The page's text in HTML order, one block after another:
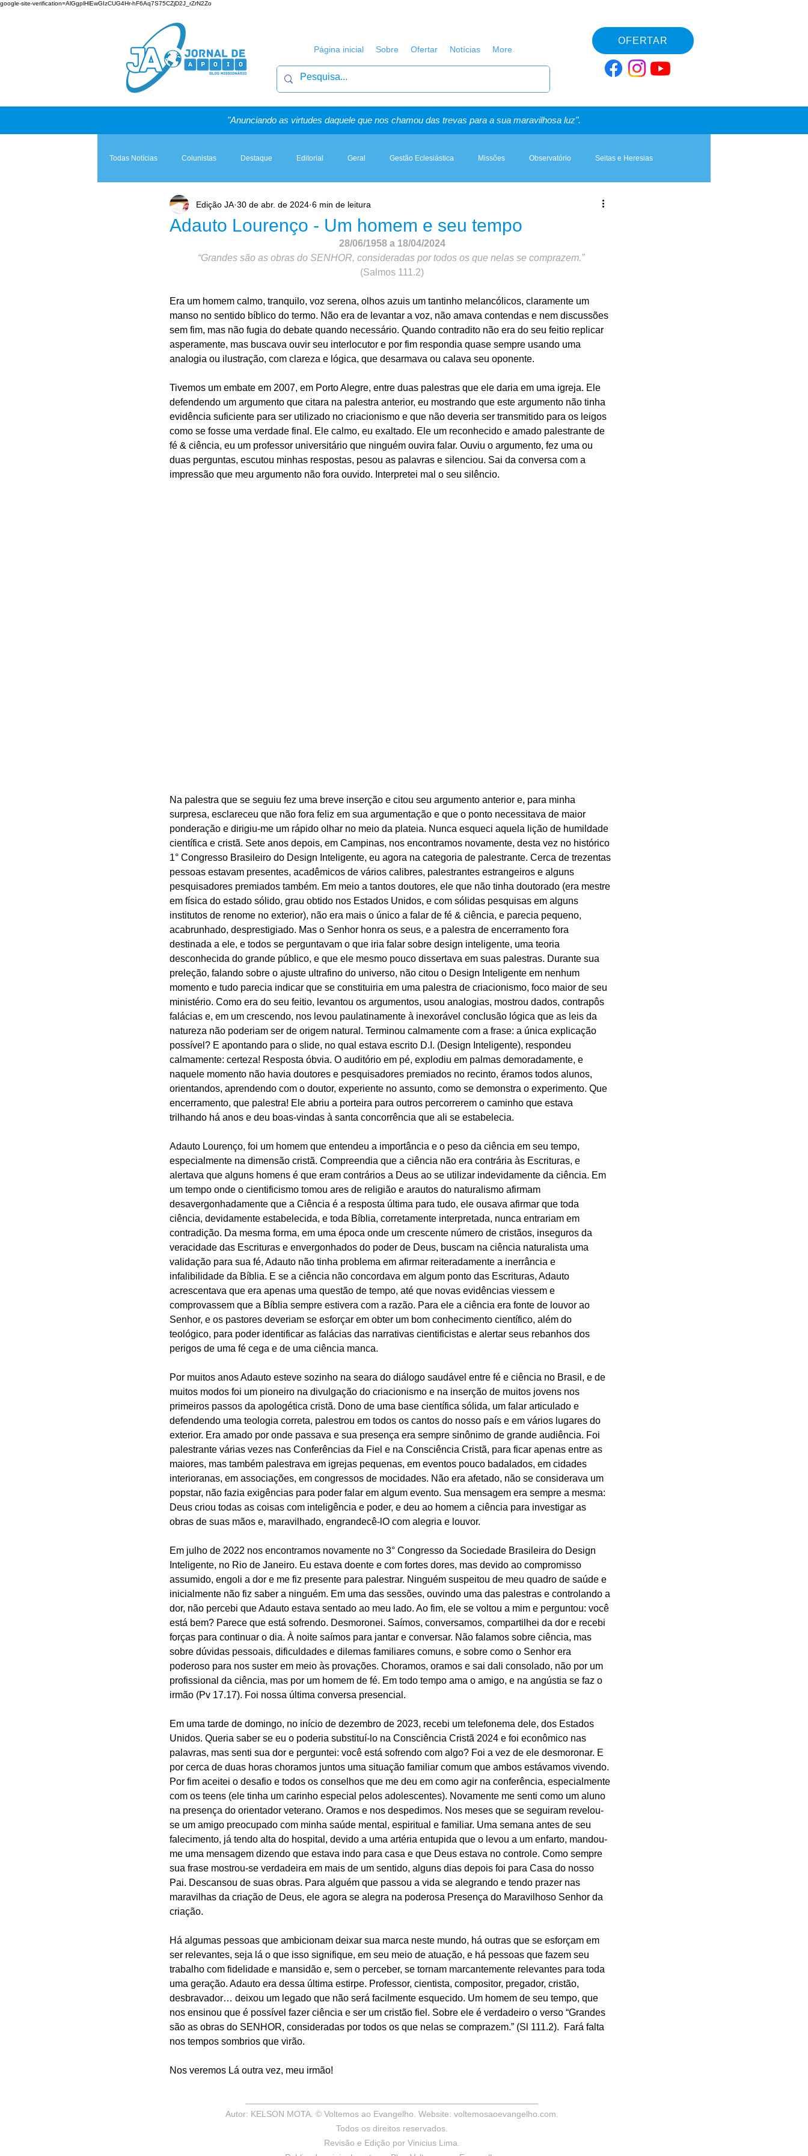
google-site-verification=AlGgplHlEwGIzCUG4Hr-hF6Aq7S75CZjD2J_rZrN2Zo
Página inicial Sobre Ofertar Notícias More
OFERTAR
"Anunciando as virtudes daquele que nos chamou das trevas para a sua maravilhosa luz".
Todas Notícias Colunistas Destaque Editorial Geral Gestão Eclesiástica Missões Observatório Seitas e Heresias
Teologia & Prática A Igreja e a Lei Artigos, Sermões & Esboços
Adauto Lourenço - Um homem e seu tempo
Edição JA 30 de abr. de 2024 6 min de leitura
28/06/1958 a 18/04/2024
“Grandes são as obras do SENHOR, consideradas por todos os que nelas se comprazem.”
(Salmos 111.2)
Era um homem calmo, tranquilo, voz serena, olhos azuis um tantinho melancólicos, claramente um
manso no sentido bíblico do termo. Não era de levantar a voz, não amava contendas e nem discussões
sem fim, mas não fugia do debate quando necessário. Quando contradito não era do seu feitio replicar
asperamente, mas buscava ouvir seu interlocutor e por fim respondia quase sempre usando uma
analogia ou ilustração, com clareza e lógica, que desarmava ou calava seu oponente.
Tivemos um embate em 2007, em Porto Alegre, entre duas palestras que ele daria em uma igreja. Ele
defendendo um argumento que citara na palestra anterior, eu mostrando que este argumento não tinha
evidência suficiente para ser utilizado no criacionismo e que não deveria ser transmitido para os leigos
como se fosse uma verdade final. Ele calmo, eu exaltado. Ele um reconhecido e amado palestrante de
fé & ciência, eu um professor universitário que ninguém ouvira falar. Ouviu o argumento, fez uma ou
duas perguntas, escutou minhas respostas, pesou as palavras e silenciou. Sai da conversa com a
impressão que meu argumento não fora ouvido. Interpretei mal o seu silêncio.
Na palestra que se seguiu fez uma breve inserção e citou seu argumento anterior e, para minha
surpresa, esclareceu que não fora feliz em sua argumentação e que o ponto necessitava de maior
ponderação e dirigiu-me um rápido olhar no meio da plateia. Nunca esqueci aquela lição de humildade
científica e cristã. Sete anos depois, em Campinas, nos encontramos novamente, desta vez no histórico
1° Congresso Brasileiro do Design Inteligente, eu agora na categoria de palestrante. Cerca de trezentas
pessoas estavam presentes, acadêmicos de vários calibres, palestrantes estrangeiros e alguns
pesquisadores premiados também. Em meio a tantos doutores, ele que não tinha doutorado (era mestre
em física do estado sólido, grau obtido nos Estados Unidos, e com sólidas pesquisas em alguns
institutos de renome no exterior), não era mais o único a falar de fé & ciência, e parecia pequeno,
acabrunhado, desprestigiado. Mas o Senhor honra os seus, e a palestra de encerramento fora
destinada a ele, e todos se perguntavam o que iria falar sobre design inteligente, uma teoria
desconhecida do grande público, e que ele mesmo pouco dissertava em suas palestras. Durante sua
preleção, falando sobre o ajuste ultrafino do universo, não citou o Design Inteligente em nenhum
momento e tudo parecia indicar que se constituiria em uma palestra de criacionismo, foco maior de seu
ministério. Como era do seu feitio, levantou os argumentos, usou analogias, mostrou dados, contrapôs
falácias e, em um crescendo, nos levou paulatinamente à inexorável conclusão lógica que as leis da
natureza não poderiam ser de origem natural. Terminou calmamente com a frase: a única explicação
possível? E apontando para o slide, no qual estava escrito D.I. (Design Inteligente), respondeu
calmamente: certeza! Resposta óbvia. O auditório em pé, explodiu em palmas demoradamente, e
naquele momento não havia doutores e pesquisadores premiados no recinto, éramos todos alunos,
orientandos, aprendendo com o doutor, experiente no assunto, como se demonstra o experimento. Que
encerramento, que palestra! Ele abriu a porteira para outros percorrerem o caminho que estava
trilhando há anos e deu boas-vindas à santa concorrência que ali se estabelecia.
Adauto Lourenço, foi um homem que entendeu a importância e o peso da ciência em seu tempo,
especialmente na dimensão cristã. Compreendia que a ciência não era contrária às Escrituras, e
alertava que alguns homens é que eram contrários a Deus ao se utilizar indevidamente da ciência. Em
um tempo onde o cientificismo tomou ares de religião e arautos do naturalismo afirmam
desavergonhadamente que a Ciência é a resposta última para tudo, ele ousava afirmar que toda
ciência, devidamente estabelecida, e toda Bíblia, corretamente interpretada, nunca entrariam em
contradição. Da mesma forma, em uma época onde um crescente número de cristãos, inseguros da
veracidade das Escrituras e envergonhados do poder de Deus, buscam na ciência naturalista uma
validação para sua fé, Adauto não tinha problema em afirmar reiteradamente a inerrância e
infalibilidade da Bíblia. E se a ciência não concordava em algum ponto das Escrituras, Adauto
acrescentava que era apenas uma questão de tempo, até que novas evidências viessem e
comprovassem que a Bíblia sempre estivera com a razão. Para ele a ciência era fonte de louvor ao
Senhor, e os pastores deveriam se esforçar em obter um bom conhecimento científico, além do
teológico, para poder identificar as falácias das narrativas cientificistas e alertar seus rebanhos dos
perigos de uma fé cega e de uma ciência manca.
Por muitos anos Adauto esteve sozinho na seara do diálogo saudável entre fé e ciência no Brasil, e de
muitos modos foi um pioneiro na divulgação do criacionismo e na inserção de muitos jovens nos
primeiros passos da apologética cristã. Dono de uma base científica sólida, um falar articulado e
defendendo uma teologia correta, palestrou em todos os cantos do nosso país e em vários lugares do
exterior. Era amado por onde passava e sua presença era sempre sinônimo de grande audiência. Foi
palestrante várias vezes nas Conferências da Fiel e na Consciência Cristã, para ficar apenas entre as
maiores, mas também palestrava em igrejas pequenas, em eventos pouco badalados, em cidades
interioranas, em associações, em congressos de mocidades. Não era afetado, não se considerava um
popstar, não fazia exigências para poder falar em algum evento. Sua mensagem era sempre a mesma:
Deus criou todas as coisas com inteligência e poder, e deu ao homem a ciência para investigar as
obras de suas mãos e, maravilhado, engrandecê-lO com alegria e louvor.
Em julho de 2022 nos encontramos novamente no 3° Congresso da Sociedade Brasileira do Design
Inteligente, no Rio de Janeiro. Eu estava doente e com fortes dores, mas devido ao compromisso
assumido, engoli a dor e me fiz presente para palestrar. Ninguém suspeitou de meu quadro de saúde e
inicialmente não fiz saber a ninguém. Em uma das sessões, ouvindo uma das palestras e controlando a
dor, não percebi que Adauto estava sentado ao meu lado. Ao fim, ele se voltou a mim e perguntou: você
está bem? Parece que está sofrendo. Desmoronei. Saímos, conversamos, compartilhei da dor e recebi
forças para continuar o dia. À noite saímos para jantar e conversar. Não falamos sobre ciência, mas
sobre dúvidas pessoais, dificuldades e dilemas familiares comuns, e sobre como o Senhor era
poderoso para nos suster em meio às provações. Choramos, oramos e sai dali consolado, não por um
profissional da ciência, mas por um homem de fé. Em todo tempo ama o amigo, e na angústia se faz o
irmão (Pv 17.17). Foi nossa última conversa presencial.
Em uma tarde de domingo, no início de dezembro de 2023, recebi um telefonema dele, dos Estados
Unidos. Queria saber se eu o poderia substituí-lo na Consciência Cristã 2024 e foi econômico nas
palavras, mas senti sua dor e perguntei: você está sofrendo com algo? Foi a vez de ele desmoronar. E
por cerca de duas horas choramos juntos uma situação familiar comum que ambos estávamos vivendo.
Por fim aceitei o desafio e todos os conselhos que me deu em como agir na conferência, especialmente
com os teens (ele tinha um carinho especial pelos adolescentes). Novamente me senti como um aluno
na presença do orientador veterano. Oramos e nos despedimos. Nos meses que se seguiram revelou-
se um amigo preocupado com minha saúde mental, espiritual e familiar. Uma semana antes de seu
falecimento, já tendo alta do hospital, devido a uma artéria entupida que o levou a um enfarto, mandou-
me uma mensagem dizendo que estava indo para casa e que Deus estava no controle. Como sempre
sua frase mostrou-se verdadeira em mais de um sentido, alguns dias depois foi para Casa do nosso
Pai. Descansou de suas obras. Para alguém que passou a vida se alegrando e tendo prazer nas
maravilhas da criação de Deus, ele agora se alegra na poderosa Presença do Maravilhoso Senhor da
criação.
Há algumas pessoas que ambicionam deixar sua marca neste mundo, há outras que se esforçam em
ser relevantes, seja lá o que isso signifique, em seu meio de atuação, e há pessoas que fazem seu
trabalho com fidelidade e mansidão e, sem o perceber, se tornam marcantemente relevantes para toda
uma geração. Adauto era dessa última estirpe. Professor, cientista, compositor, pregador, cristão,
desbravador… deixou um legado que não será facilmente esquecido. Um homem de seu tempo, que
nos ensinou que é possível fazer ciência e ser um cristão fiel. Sobre ele é verdadeiro o verso “Grandes
são as obras do SENHOR, consideradas por todos os que nelas se comprazem.” (Sl 111.2).  Fará falta
nos tempos sombrios que virão.
Nos veremos Lá outra vez, meu irmão!
Autor: KELSON MOTA. © Voltemos ao Evangelho. Website: voltemosaoevangelho.com
Todos os direitos reservados.
Revisão e Edição por Vinicius Lima.